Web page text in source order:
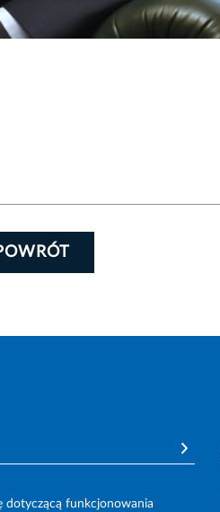
dotyczącą funkcjonowania